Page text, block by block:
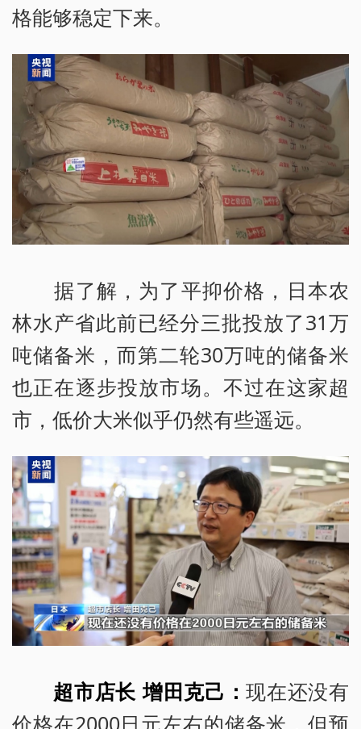
格能够稳定下来。
据了解，为了平抑价格，日本农
林水产省此前已经分三批投放了31万
吨储备米，而第二轮30万吨的储备米
也正在逐步投放市场。不过在这家超
市，低价大米似乎仍然有些遥远。
超市店长 增田克己：现在还没有
价格在2000日元左右的储备米，但预